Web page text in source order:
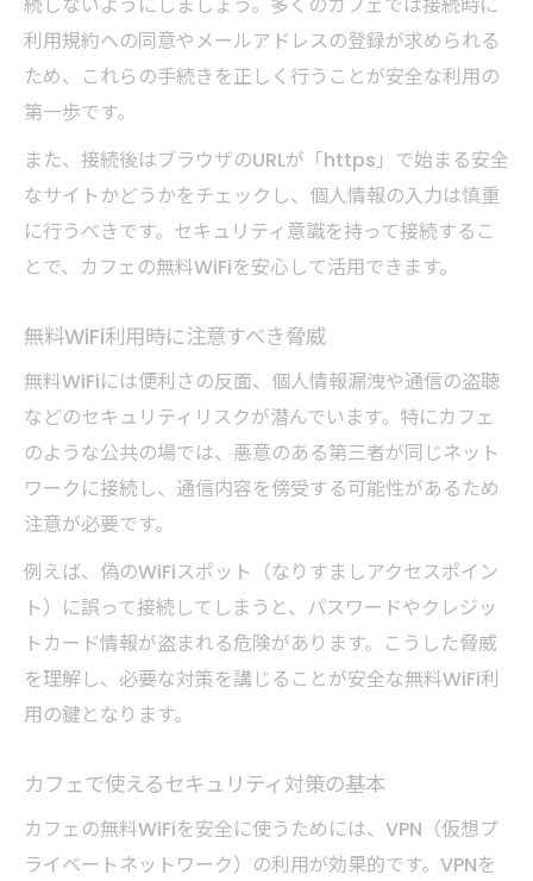
続しないようにしましょう。多くのカフェでは接続時に
利用規約への同意やメールアドレスの登録が求められる
ため、これらの手続きを正しく行うことが安全な利用の
第一歩です。
また、接続後はブラウザのURLが「https」で始まる安全
なサイトかどうかをチェックし、個人情報の入力は慎重
に行うべきです。セキュリティ意識を持って接続するこ
とで、カフェの無料WiFiを安心して活用できます。
無料WiFi利用時に注意すべき脅威
無料WiFiには便利さの反面、個人情報漏洩や通信の盗聴
などのセキュリティリスクが潜んでいます。特にカフェ
のような公共の場では、悪意のある第三者が同じネット
ワークに接続し、通信内容を傍受する可能性があるため
注意が必要です。
例えば、偽のWiFiスポット（なりすましアクセスポイン
ト）に誤って接続してしまうと、パスワードやクレジッ
トカード情報が盗まれる危険があります。こうした脅威
を理解し、必要な対策を講じることが安全な無料WiFi利
用の鍵となります。
カフェで使えるセキュリティ対策の基本
カフェの無料WiFiを安全に使うためには、VPN（仮想プ
ライベートネットワーク）の利用が効果的です。VPNを